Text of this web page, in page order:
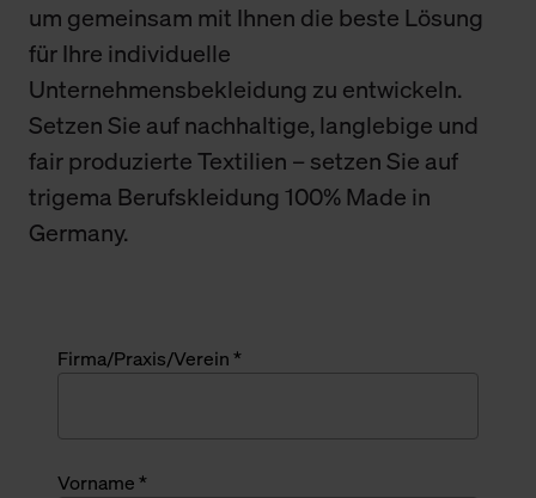
um gemeinsam mit Ihnen die beste Lösung
für Ihre individuelle
Unternehmensbekleidung zu entwickeln.
Setzen Sie auf nachhaltige, langlebige und
fair produzierte Textilien – setzen Sie auf
trigema Berufskleidung 100% Made in
Germany.
Firma/Praxis/Verein *
Vorname *